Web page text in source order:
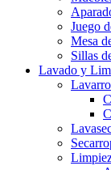
Juego
Mesa
Sillas
Lavado y